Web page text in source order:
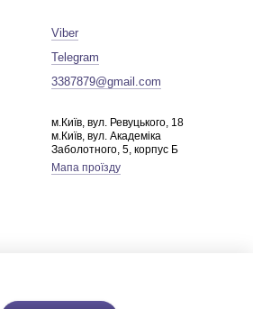
Viber
Telegram
3387879@gmail.com
м.Київ, вул. Ревуцького, 18
м.Київ, вул. Академіка
Заболотного, 5, корпус Б
Мапа проїзду